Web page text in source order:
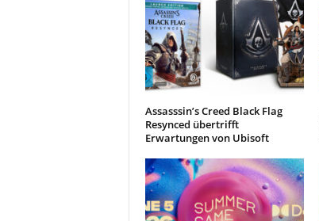
Assasssin’s Creed Black Flag
Resynced übertrifft
Erwartungen von Ubisoft